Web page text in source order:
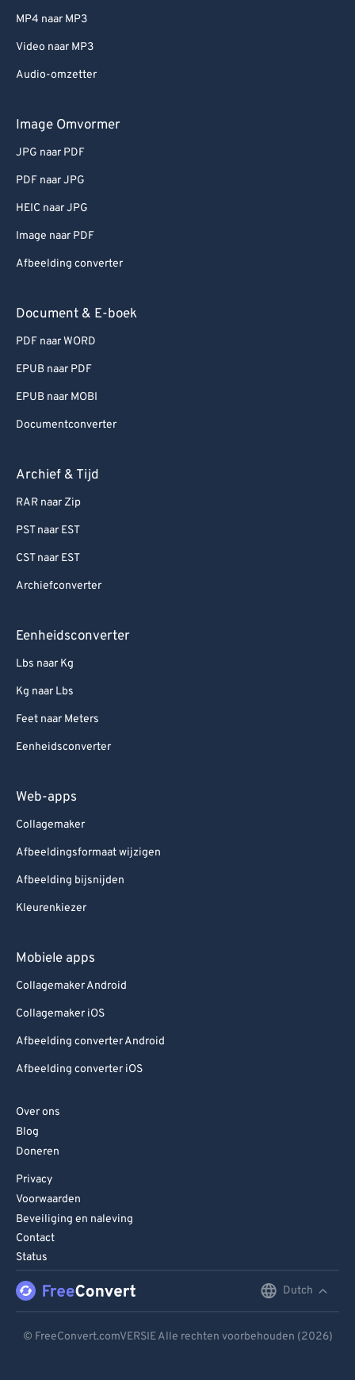
MP4 naar MP3
Video naar MP3
Audio-omzetter
Image Omvormer
JPG naar PDF
PDF naar JPG
HEIC naar JPG
Image naar PDF
Afbeelding converter
Document & E-boek
PDF naar WORD
EPUB naar PDF
EPUB naar MOBI
Documentconverter
Archief & Tijd
RAR naar Zip
PST naar EST
CST naar EST
Archiefconverter
Eenheidsconverter
Lbs naar Kg
Kg naar Lbs
Feet naar Meters
Eenheidsconverter
Web-apps
Collagemaker
Afbeeldingsformaat wijzigen
Afbeelding bijsnijden
Kleurenkiezer
Mobiele apps
Collagemaker Android
Collagemaker iOS
Afbeelding converter Android
Afbeelding converter iOS
Over ons
Blog
Doneren
Privacy
Voorwaarden
Beveiliging en naleving
Contact
Status
Dutch
© FreeConvert.comVERSIE Alle rechten voorbehouden (2026)